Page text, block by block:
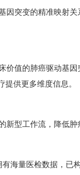
突变的精准映射
价值的肺癌驱动基因
供更多维度信息。
新型工作流，降低肿
海量医检数据，已